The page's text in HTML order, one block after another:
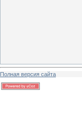
Полная версия сайта